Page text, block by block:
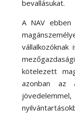
bevallásukat.
A NAV
kötelezett
azonban az